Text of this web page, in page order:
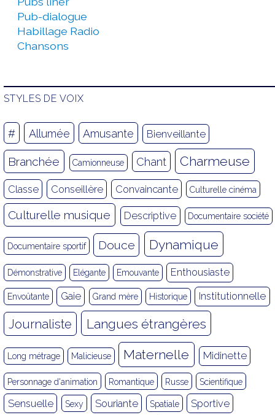
Pub-dialogue
Habillage Radio
Chansons
STYLES DE VOIX
# Allumée Amusante Bienveillante
Branchée Camionneuse Chant Charmeuse
Classe Conseillère Convaincante Culturelle cinéma
Culturelle musique Descriptive Documentaire société
Documentaire sportif Douce Dynamique
Démonstrative Elégante Emouvante Enthousiaste
Envoûtante Gaie Grand mère Historique Institutionnelle
Journaliste Langues étrangères
Long métrage Malicieuse Maternelle Midinette
Personnage d'animation Romantique Russe Scientifique
Sensuelle Sexy Souriante Spatiale Sportive